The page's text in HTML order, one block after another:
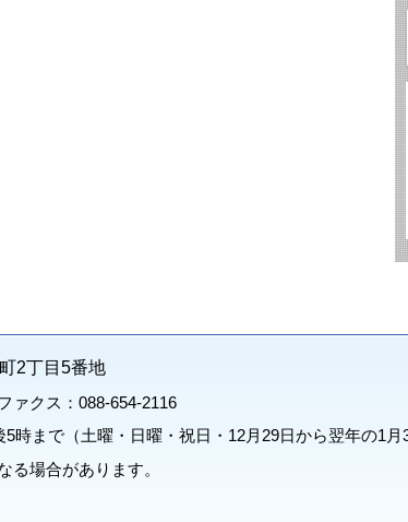
2丁目5番地
ァクス：088-654-2116
時まで（土曜・日曜・祝日・12月29日から翌年の1月
る場合があります。